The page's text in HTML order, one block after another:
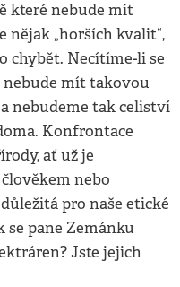
které nebude mít
„horších kvalit“,
chybět. Necítíme-li se
mít takovou
nebudeme tak celiství
Konfrontace
ať už je
nebo
pro naše etické
se pane Zemánku
Jste jejich